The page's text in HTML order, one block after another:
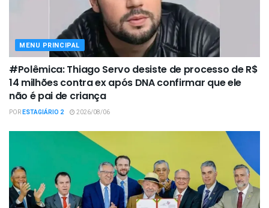
MENU PRINCIPAL
#Polêmica: Thiago Servo desiste de processo de R$
14 milhões contra ex após DNA confirmar que ele
não é pai de criança
PORESTAGIÁRIO 2 2026/08/06